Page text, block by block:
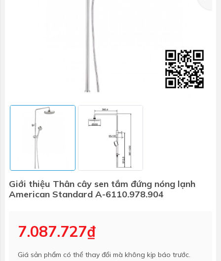
Giới thiệu Thân cây sen tắm đứng nóng lạnh
American Standard A-6110.978.904
7.087.727₫
Giá sản phẩm có thể thay đổi mà không kịp báo trước.